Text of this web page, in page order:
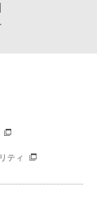
ティ